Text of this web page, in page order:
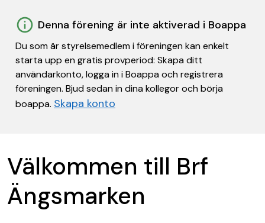
Denna förening är inte aktiverad i Boappa
Du som är styrelsemedlem i föreningen kan enkelt
starta upp en gratis provperiod: Skapa ditt
användarkonto, logga in i Boappa och registrera
föreningen. Bjud sedan in dina kollegor och börja
boappa. Skapa konto
Välkommen till Brf
Ängsmarken